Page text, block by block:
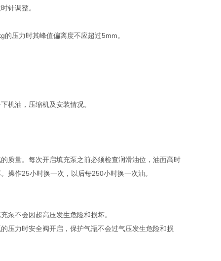
针调整。
压力时其峰值偏离度不应超过5mm。
机油，压缩机及安装情况。
质量。每次开启填充泵之前必须检查润滑油位，油面高时
操作25小时换一次，以后每250小时换一次油。
泵不会因超高压发生危险和损坏。
压力时安全阀开启，保护气瓶不会过气压发生危险和损